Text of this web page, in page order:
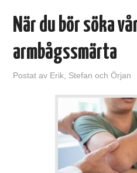
När du bör söka
armbågssmärta
Postatav Erik, Stefan och Örjan